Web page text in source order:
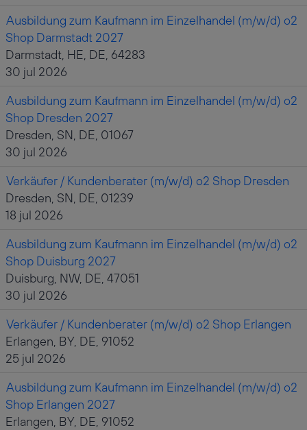
Ausbildung zum Kaufmann im Einzelhandel (m/w/d) o2
Shop Darmstadt 2027
Darmstadt, HE, DE, 64283
30 jul 2026
Ausbildung zum Kaufmann im Einzelhandel (m/w/d) o2
Shop Dresden 2027
Dresden, SN, DE, 01067
30 jul 2026
Verkäufer / Kundenberater (m/w/d) o2 Shop Dresden
Dresden, SN, DE, 01239
18 jul 2026
Ausbildung zum Kaufmann im Einzelhandel (m/w/d) o2
Shop Duisburg 2027
Duisburg, NW, DE, 47051
30 jul 2026
Verkäufer / Kundenberater (m/w/d) o2 Shop Erlangen
Erlangen, BY, DE, 91052
25 jul 2026
Ausbildung zum Kaufmann im Einzelhandel (m/w/d) o2
Shop Erlangen 2027
Erlangen, BY, DE, 91052